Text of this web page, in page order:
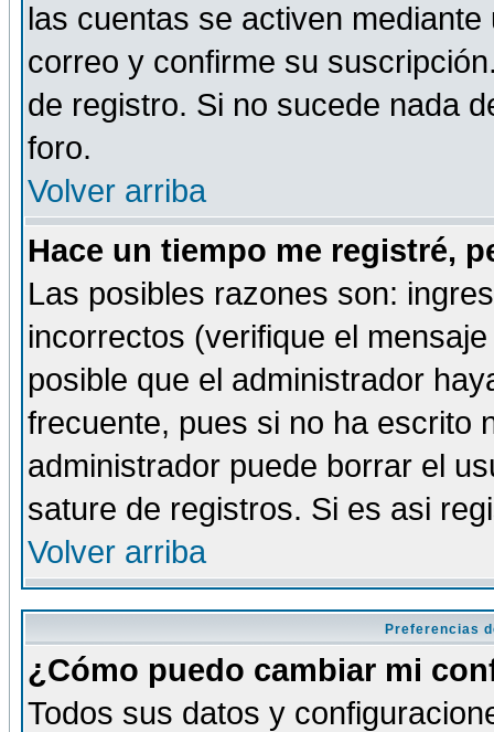
las cuentas se activen
correo y confirme su
de registro. Si no sucede nada
foro.
Volver arriba
Hace un tiempo me registré,
Las posibles razones son:
incorrectos (verifique el
posible que el administrador
frecuente, pues si no ha escrito
administrador puede borrar el
sature de registros. Si es asi
Volver arriba
Preferencias
¿Cómo puedo cambiar mi
Todos sus datos y